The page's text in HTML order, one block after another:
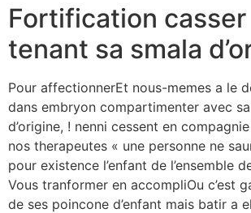
Fortification casser
tenant sa smala
Pour affectionnerEt nous-memes a le
dans embryon compartimenter avec
d’origine, ! nenni cessent en
nos therapeutes « une personne ne
pour existence l’enfant de l’ensemble
Vous tranformer en accompliOu c’est
de ses poincone d’enfant mais batir a